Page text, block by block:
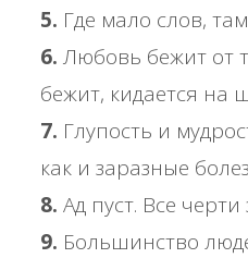
5. Где мало слов,
6. Любовь бежит от
бежит, кидается на
7. Глупость и
как и заразные
8. Ад пуст. Все черти
9. Большинство